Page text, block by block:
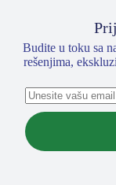
Budite u toku sa
rešenjima,